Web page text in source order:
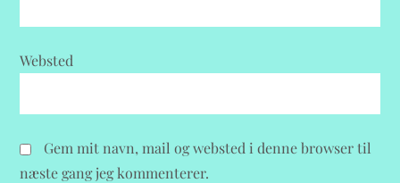
Websted
Gem mit navn, mail og websted i denne browser til
næste gang jeg kommenterer.